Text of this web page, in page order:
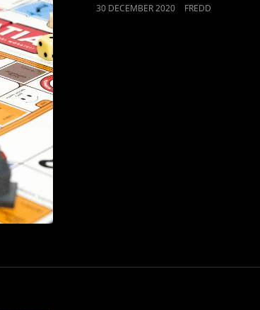
POSTED
30 DECEMBER 2020 FREDD